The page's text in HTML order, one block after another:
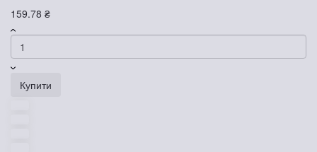
159.78 ₴
Купити